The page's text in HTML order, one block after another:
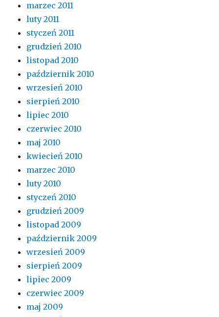
marzec 2011
luty 2011
styczeń 2011
grudzień 2010
listopad 2010
październik 2010
wrzesień 2010
sierpień 2010
lipiec 2010
czerwiec 2010
maj 2010
kwiecień 2010
marzec 2010
luty 2010
styczeń 2010
grudzień 2009
listopad 2009
październik 2009
wrzesień 2009
sierpień 2009
lipiec 2009
czerwiec 2009
maj 2009